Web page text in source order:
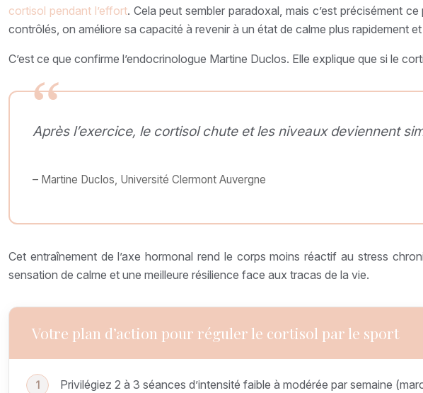
cortisol pendant l’effort. Cela peut sembler paradoxal, mais c’est précisément
contrôlés, on améliore sa capacité à revenir à un état de calme plus rapidement
C’est ce que confirme l’endocrinologue Martine Duclos. Elle explique que si le
Après l’exercice, le cortisol chute et les niveaux deviennent
– Martine Duclos, Université Clermont Auvergne
Cet entraînement de l’axe hormonal rend le corps moins réactif au stress
sensation de calme et une meilleure résilience face aux tracas de la vie.
Votre plan d’action pour réguler le cortisol par le sport
Privilégiez 2 à 3 séances d’intensité faible à modérée par semaine